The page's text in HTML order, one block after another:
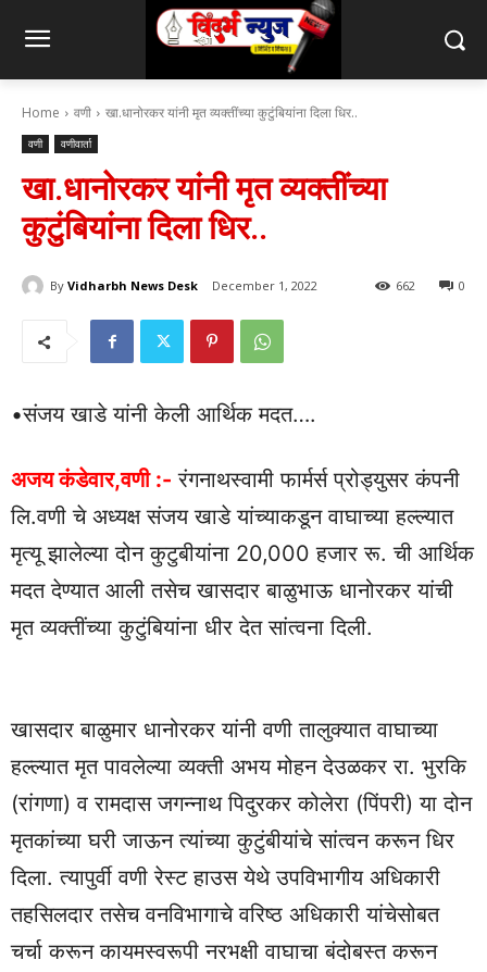
Home वणी खा.धानोरकर यांनी मृत व्यक्तींच्या कुटुंबियांना दिला धिर..
वणी वणीवार्ता
खा.धानोरकर यांनी मृत व्यक्तींच्या
कुटुंबियांना दिला धिर..
By Vidharbh News Desk December 1, 2022 0
662
•संजय खाडे यांनी केली आर्थिक मदत….
अजय कंडेवार,वणी :- रंगनाथस्वामी फार्मर्स प्रोड्युसर कंपनी
लि.वणी चे अध्यक्ष संजय खाडे यांच्याकडून वाघाच्या हल्ल्यात
मृत्यू झालेल्या दोन कुटुबीयांना 20,000 हजार रू. ची आर्थिक
मदत देण्यात आली तसेच खासदार बाळुभाऊ धानोरकर यांची
मृत व्यक्तींच्या कुटुंबियांना धीर देत सांत्वना दिली.
खासदार बाळुमार धानोरकर यांनी वणी तालुक्यात वाघाच्या
हल्ल्यात मृत पावलेल्या व्यक्ती अभय मोहन देउळकर रा. भुरकि
(रांगणा) व रामदास जगन्नाथ पिदुरकर कोलेरा (पिंपरी) या दोन
मृतकांच्या घरी जाऊन त्यांच्या कुटुंबीयांचे सांत्वन करून धिर
दिला. त्यापुर्वी वणी रेस्ट हाउस येथे उपविभागीय अधिकारी
तहसिलदार तसेच वनविभागाचे वरिष्ठ अधिकारी यांचेसोबत
चर्चा करून कायमस्वरूपी नरभक्षी वाघाचा बंदोबस्त करून